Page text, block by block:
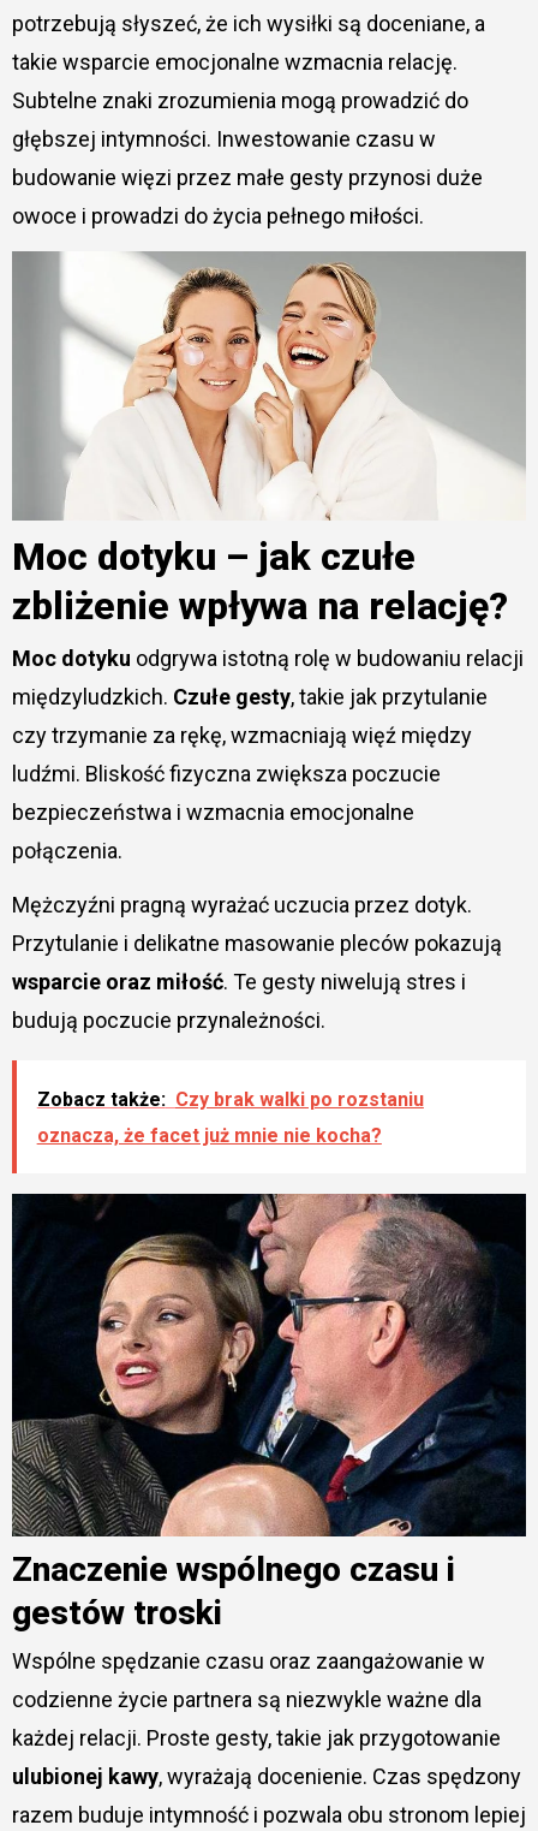
potrzebują słyszeć, że ich wysiłki są doceniane, a
takie wsparcie emocjonalne wzmacnia relację.
Subtelne znaki zrozumienia mogą prowadzić do
głębszej intymności. Inwestowanie czasu w
budowanie więzi przez małe gesty przynosi duże
owoce i prowadzi do życia pełnego miłości.
Moc dotyku – jak czułe
zbliżenie wpływa na relację?
Moc dotyku odgrywa istotną rolę w budowaniu relacji
międzyludzkich. Czułe gesty, takie jak przytulanie
czy trzymanie za rękę, wzmacniają więź między
ludźmi. Bliskość fizyczna zwiększa poczucie
bezpieczeństwa i wzmacnia emocjonalne
połączenia.
Mężczyźni pragną wyrażać uczucia przez dotyk.
Przytulanie i delikatne masowanie pleców pokazują
wsparcie oraz miłość. Te gesty niwelują stres i
budują poczucie przynależności.
Zobacz także: Czy brak walki po rozstaniu
oznacza, że facet już mnie nie kocha?
Znaczenie wspólnego czasu i
gestów troski
Wspólne spędzanie czasu oraz zaangażowanie w
codzienne życie partnera są niezwykle ważne dla
każdej relacji. Proste gesty, takie jak przygotowanie
ulubionej kawy, wyrażają docenienie. Czas spędzony
razem buduje intymność i pozwala obu stronom lepiej